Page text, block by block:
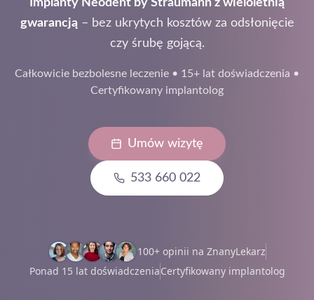
Implanty Neodent by Straumann z wieloletnią
gwarancją – bez ukrytych kosztów za odsłonięcie
czy śrubę gojącą.
Całkowicie bezbolesne leczenie • 15+ lat doświadczenia •
Certyfikowany implantolog
Umów wizytę
533 660 022
100+ opinii na ZnanyLekarz
Ponad 15 lat doświadczeniaCertyfikowany implantolog